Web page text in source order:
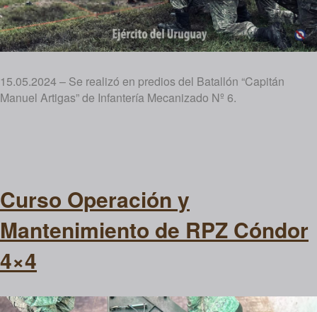
15.05.2024 – Se realizó en predios del Batallón “Capitán
Manuel Artigas” de Infantería Mecanizado Nº 6.
Curso Operación y
Mantenimiento de RPZ Cóndor
4×4